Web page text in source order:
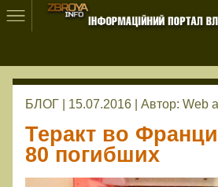
БЛОГ | 15.07.2016 | Автор: Web
Теракт во
80 погибших